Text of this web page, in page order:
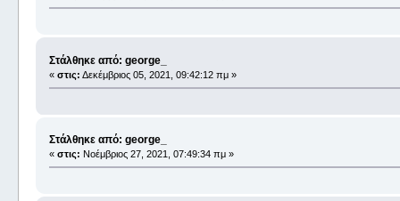
Στάλθηκε από: george_
« στις: Δεκέμβριος 05, 2021, 09:42:12 πμ »
Στάλθηκε από: george_
« στις: Νοέμβριος 27, 2021, 07:49:34 πμ »